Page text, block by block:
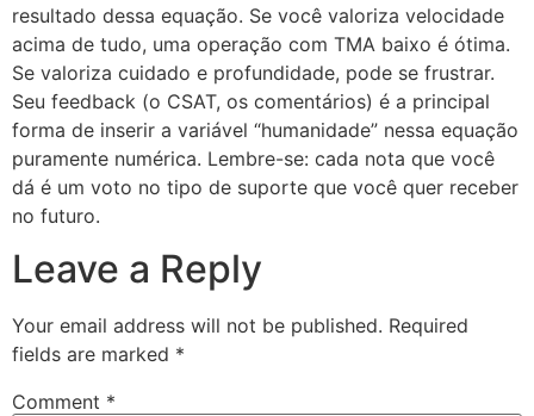
resultado dessa equação. Se você valoriza velocidade
acima de tudo, uma operação com TMA baixo é ótima.
Se valoriza cuidado e profundidade, pode se frustrar.
Seu feedback (o CSAT, os comentários) é a principal
forma de inserir a variável “humanidade” nessa equação
puramente numérica. Lembre-se: cada nota que você
dá é um voto no tipo de suporte que você quer receber
no futuro.
Leave a Reply
Your email address will not be published. Required
fields are marked *
Comment *